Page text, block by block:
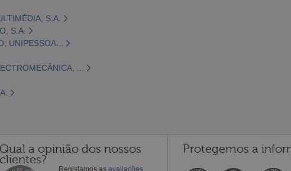
S.A.
S.A.
UNIPESSOA...
...
Qual a opinião dos nossos
clientes?
Registamos as avaliações
Protegemos a